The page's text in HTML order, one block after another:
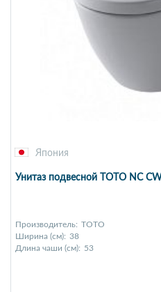
Япония
Унитаз подвесной TOTO NC
Производитель: TOTO
Ширина (см): 38
Длина чаши (см): 53